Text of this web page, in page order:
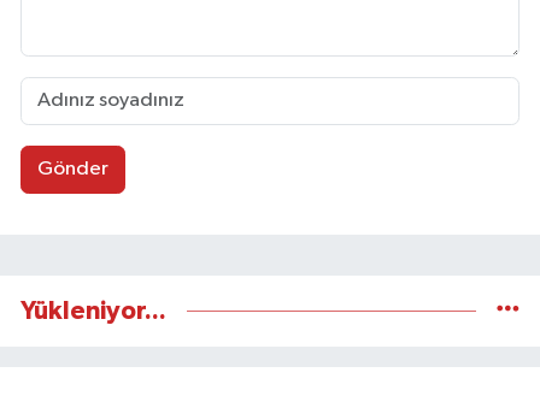
Gönder
Yükleniyor...